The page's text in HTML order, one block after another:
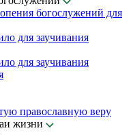
богослужений для
для заучивания
для заучивания
православную веру
жизни